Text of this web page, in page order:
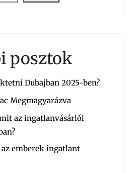
posztok
Dubajban 2025-ben?
Megmagyarázva
az ingatlanvásárlól
emberek ingatlant